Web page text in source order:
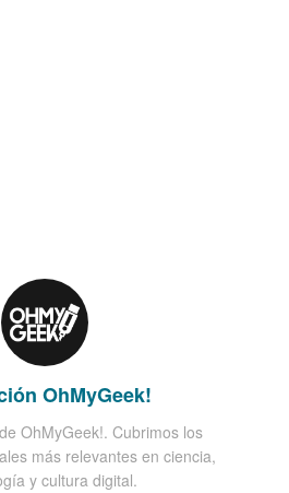
OhMyGeek!
OhMyGeek!. Cubrimos los
más relevantes en ciencia,
y cultura digital.